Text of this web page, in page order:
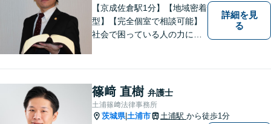
人案件にも対応
【京成佐倉駅1分】【地域密着
型】【完全個室で相談可能】
社会で困っている人の力にな
相続、離婚・男女問題、交通
事故の案件を広く受け付けて
います。 ぜひご相談くださ
詳細を見
る
篠﨑 直樹 弁護士
土浦篠﨑法律事務所
茨城県| 土浦市 土浦駅 から徒歩1分